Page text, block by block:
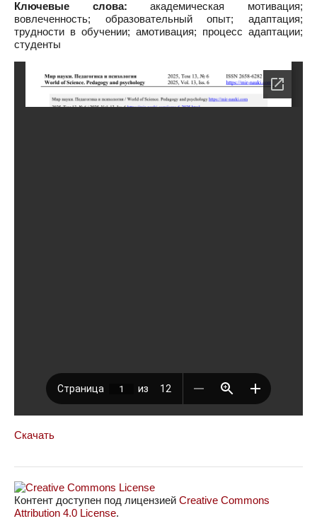
Ключевые слова: академическая мотивация;
вовлеченность; образовательный опыт; адаптация;
трудности в обучении; амотивация; процесс адаптации;
студенты
Скачать
Контент доступен под лицензией Creative Commons
Attribution 4.0 License.